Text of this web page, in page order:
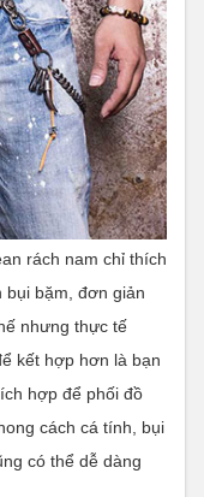
rách nam chỉ thích
bụi bặm, đơn giản
nhưng thực tế
kết hợp hơn là bạn
hợp để phối đồ
cách cá tính, bụi
có thể dễ dàng